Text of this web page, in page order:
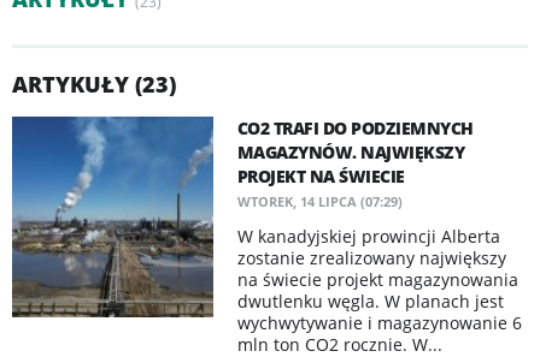
ARTYKUŁY (23)
CO2 TRAFI DO PODZIEMNYCH
MAGAZYNÓW. NAJWIĘKSZY
PROJEKT NA ŚWIECIE
WTOREK, 14 LIPCA (07:29)
W kanadyjskiej prowincji Alberta
zostanie zrealizowany największy
na świecie projekt magazynowania
dwutlenku węgla. W planach jest
wychwytywanie i magazynowanie 6
mln ton CO2 rocznie. W...